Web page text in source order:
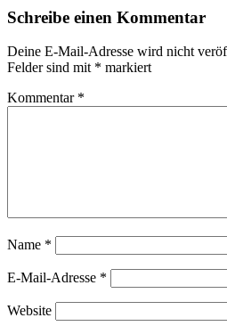
Schreibe einen Kommentar
Deine E-Mail-Adresse wird nicht
Felder sind mit * markiert
Kommentar *
Name *
E-Mail-Adresse *
Website